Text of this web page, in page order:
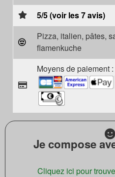
5/5 (voir les 7 avis)
Pizza, italien, pâtes,
flamenkuche
Moyens de paiement :
Je compose
Cliquez ici pour